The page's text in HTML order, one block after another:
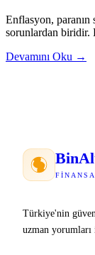
Enflasyon, paranın
sorunlardan biridir.
Devamını Oku →
Bin
Türkiye'nin
uzman yorumları